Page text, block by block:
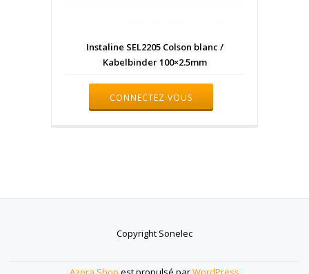
Instaline SEL2205 Colson blanc /
Kabelbinder 100×2.5mm
CONNECTEZ VOUS
Copyright Sonelec